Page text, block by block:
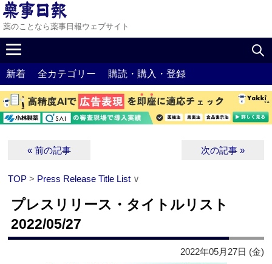
薬のことなら薬事日報ウェブサイト
新着 全カテゴリー 購読・購入・登録
« 前の記事 次の記事 »
TOP > Press Release Title List ∨
プレスリリース・タイトルリスト
2022/05/27
2022年05月27日 (金)